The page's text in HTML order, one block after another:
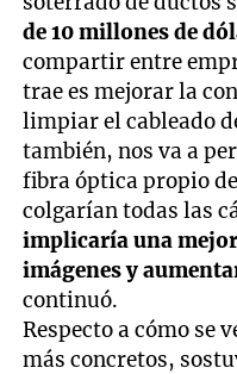
de 10 millones de
compartir entre
trae es mejorar la
limpiar el cableado
también, nos va a
fibra óptica propio
colgarían todas las
implicaría una
imágenes y
continuó.
Respecto a cómo se
más concretos,